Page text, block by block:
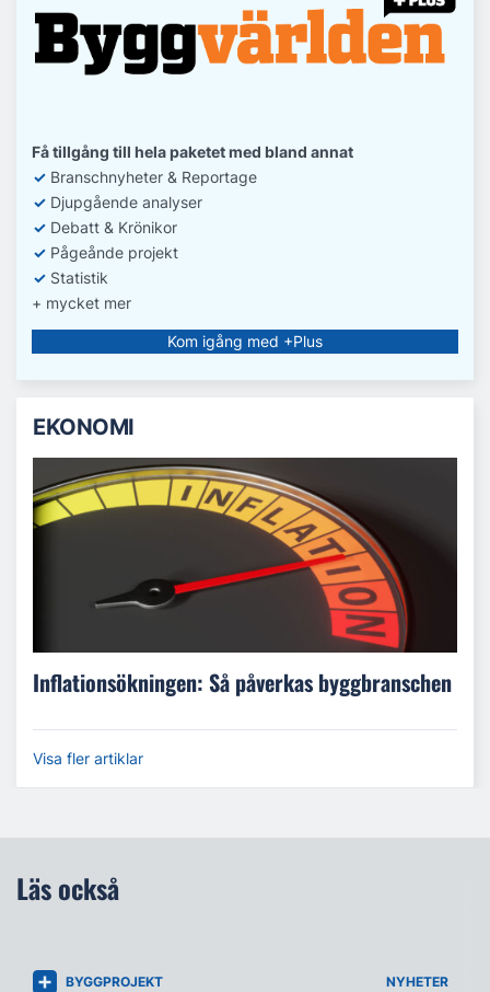
Få tillgång till hela paketet med bland annat
✓ Branschnyheter & Reportage
✓ Djupgående analyser
✓ Debatt & Krönikor
✓ Pågeånde projekt
✓ Statistik
+ mycket mer
Kom igång med +Plus
EKONOMI
Inflationsökningen: Så påverkas byggbranschen
Visa fler artiklar
Läs också
BYGGPROJEKT NYHETER